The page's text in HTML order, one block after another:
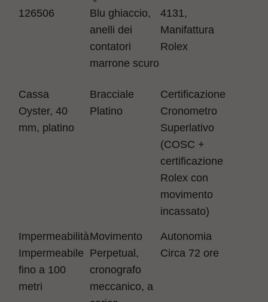
126506
Blu ghiaccio,
anelli dei
contatori
marrone scuro
4131,
Manifattura
Rolex
Cassa
Oyster, 40
mm, platino
Bracciale
Platino
Certificazione
Cronometro
Superlativo
(COSC +
certificazione
Rolex con
movimento
incassato)
Impermeabilità
Impermeabile
fino a 100
metri
Movimento
Perpetual,
cronografo
meccanico, a
Autonomia
Circa 72 ore